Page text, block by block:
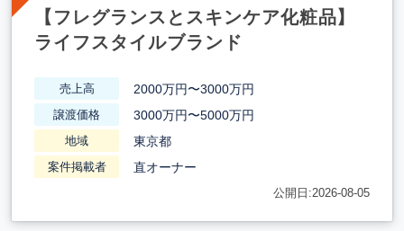
【フレグランスとスキンケア化粧品】
ライフスタイルブランド
売上高 2000万円〜3000万円
譲渡価格 3000万円〜5000万円
地域 東京都
案件掲載者 直オーナー
公開日:2026-08-05